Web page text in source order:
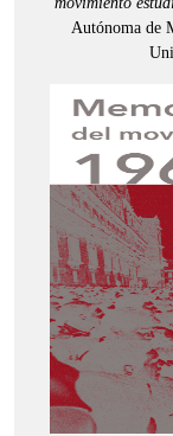
Autónoma de